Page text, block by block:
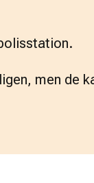
men de